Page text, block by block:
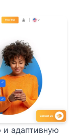
и адаптивную